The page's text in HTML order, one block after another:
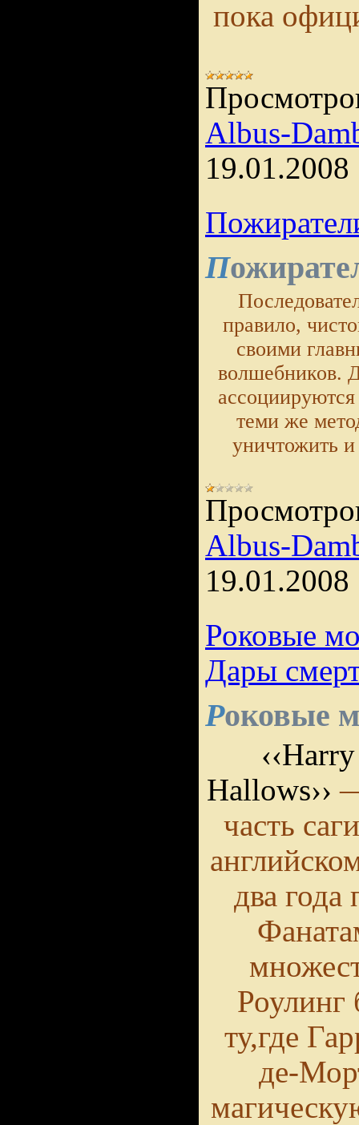
пока
Albus-
19.01.2008
П
правило,
своими
волшебников.
теми же
уничтожить
Albus-
19.01.2008
Роковые
Дары
Роковые
Hallows››
часть
два года
Роулинг
ту,где
де-